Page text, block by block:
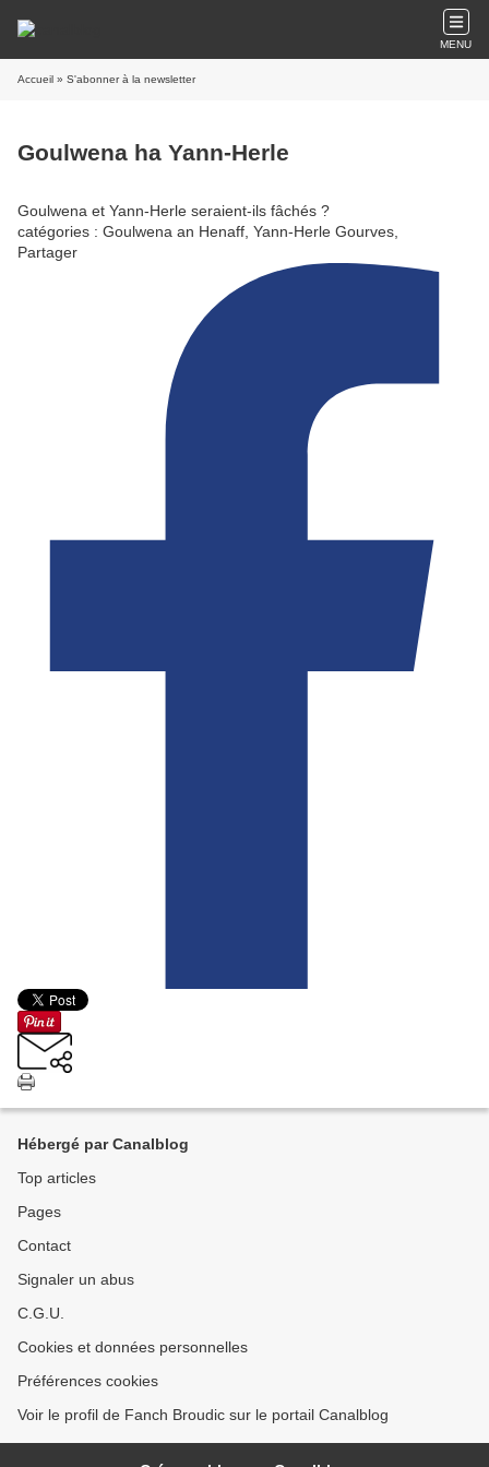
MENU
Accueil » S'abonner à la newsletter
Goulwena ha Yann-Herle
Goulwena et Yann-Herle seraient-ils fâchés ?
catégories : Goulwena an Henaff, Yann-Herle Gourves,
Partager
Hébergé par Canalblog
Top articles
Pages
Contact
Signaler un abus
C.G.U.
Cookies et données personnelles
Préférences cookies
Voir le profil de Fanch Broudic sur le portail Canalblog